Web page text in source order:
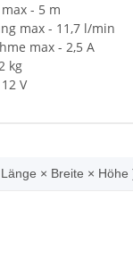
- 5 m
max - 11,7 l/min
max - 2,5 A
kg
V
× Breite × Höhe